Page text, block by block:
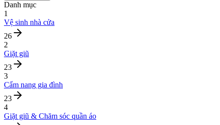
Danh mục
1
Vệ sinh nhà cửa
26
2
Giặt giũ
23
3
Cẩm nang gia đình
23
4
Giặt giũ & Chăm sóc quần áo